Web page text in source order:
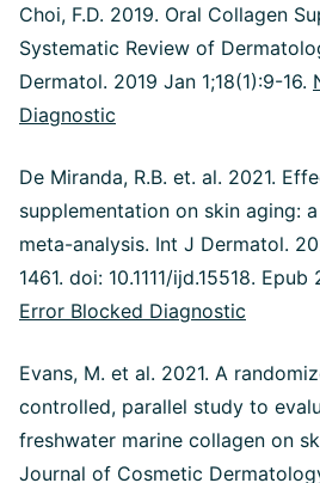
Choi, F.D. 2019. Oral Collagen
Systematic Review of
Dermatol. 2019 Jan 1;18(1):9-16.
Diagnostic
De Miranda, R.B. et. al. 2021.
supplementation on skin aging:
meta-analysis. Int J Dermatol.
1461. doi: 10.1111/ijd.15518.
Error Blocked Diagnostic
Evans, M. et al. 2021. A
controlled, parallel study to
freshwater marine collagen on
Journal of Cosmetic